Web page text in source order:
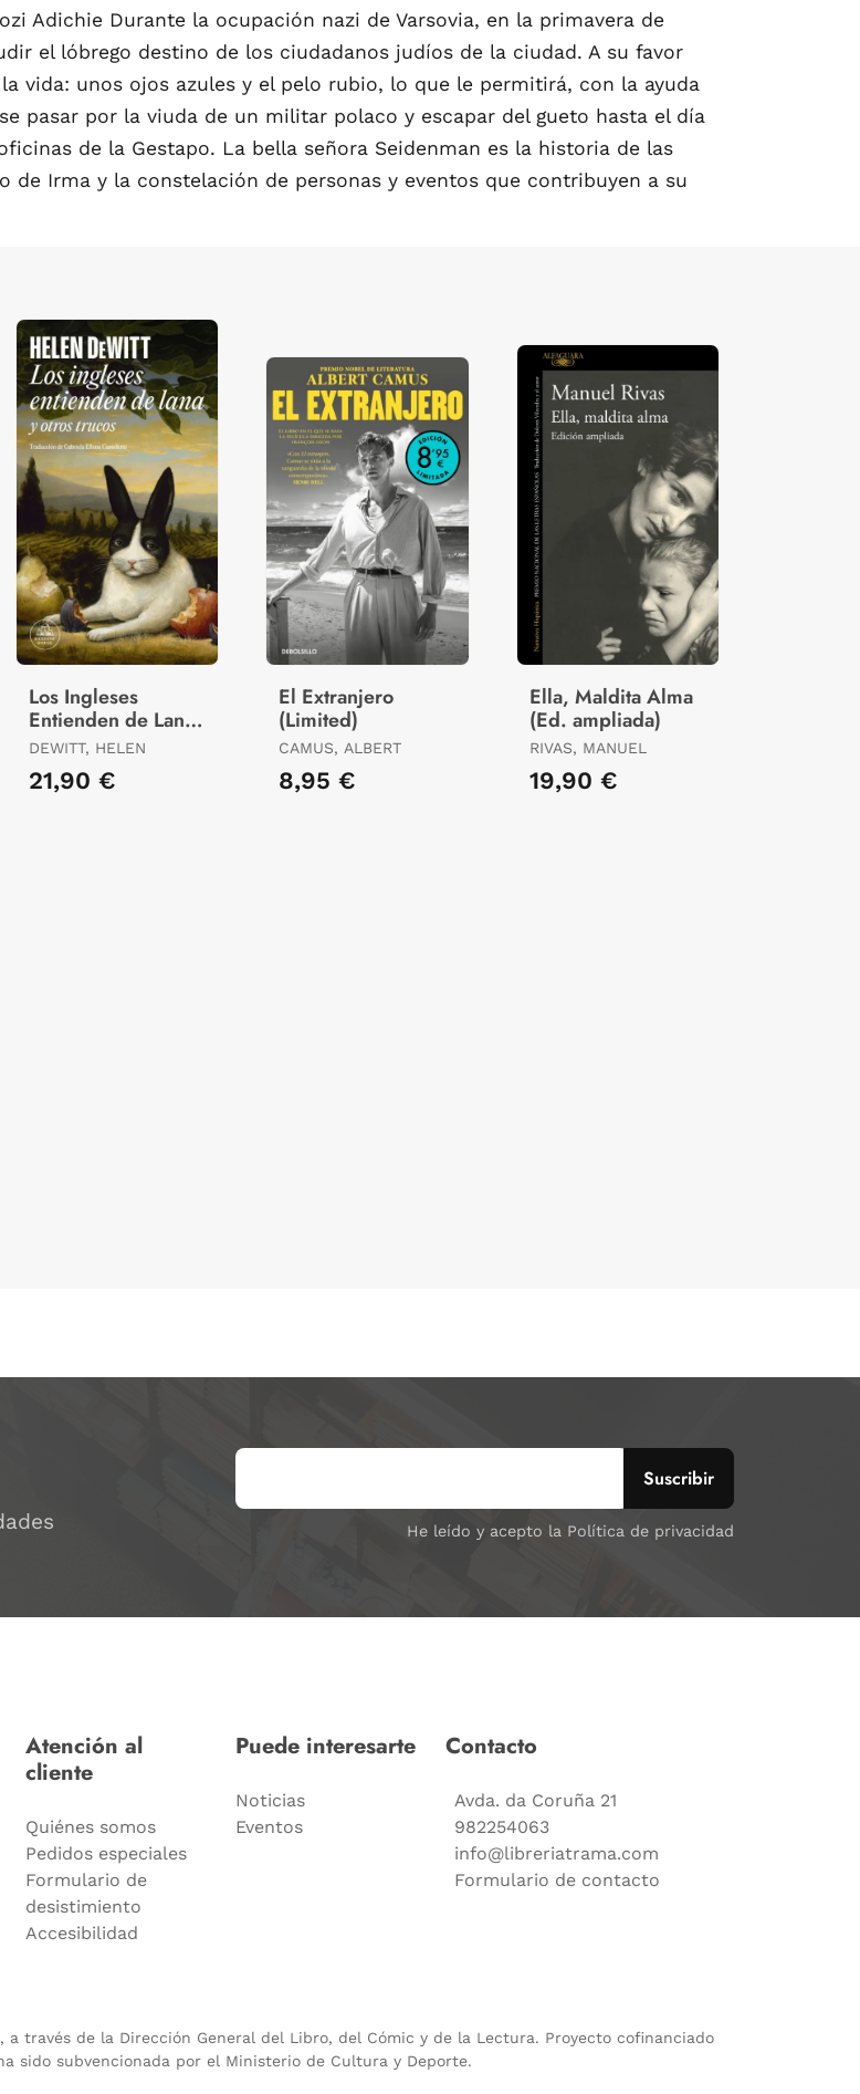
Adichie Durante la ocupación nazi de Varsovia, en la primavera de
el lóbrego destino de los ciudadanos judíos de la ciudad. A su favor
vida: unos ojos azules y el pelo rubio, lo que le permitirá, con la ayuda
pasar por la viuda de un militar polaco y escapar del gueto hasta el día
de la Gestapo. La bella señora Seidenman es la historia de las
de Irma y la constelación de personas y eventos que contribuyen a su
Los Ingleses
Entienden de Lana
(Y Otros Trucos)
DEWITT, HELEN
21,90 €
El Extranjero
(Limited)
CAMUS, ALBERT
8,95 €
Ella, Maldita Alma
(Ed. ampliada)
RIVAS, MANUEL
19,90 €
He leído y acepto la Política de privacidad
Atención al
cliente
Quiénes somos
Pedidos especiales
Formulario de
desistimiento
Accesibilidad
Puede interesarte
Noticias
Eventos
Contacto
Avda. da Coruña 21
982254063
info@libreriatrama.com
Formulario de contacto
través de la Dirección General del Libro, del Cómic y de la Lectura. Proyecto cofinanciado
sido subvencionada por el Ministerio de Cultura y Deporte.